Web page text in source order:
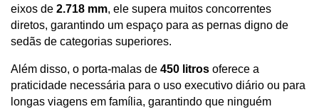
eixos de 2.718 mm, ele supera muitos concorrentes
diretos, garantindo um espaço para as pernas digno de
sedãs de categorias superiores.
Além disso, o porta-malas de 450 litros oferece a
praticidade necessária para o uso executivo diário ou para
longas viagens em família, garantindo que ninguém